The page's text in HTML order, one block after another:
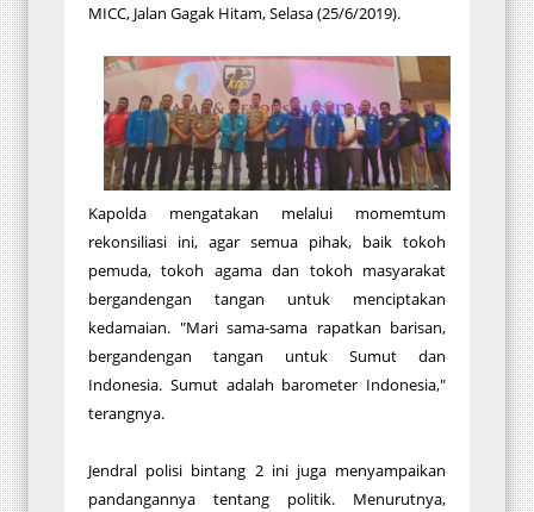
MICC, Jalan Gagak Hitam, Selasa (25/6/2019).
Kapolda mengatakan melalui momemtum
rekonsiliasi ini, agar semua pihak, baik tokoh
pemuda, tokoh agama dan tokoh masyarakat
bergandengan tangan untuk menciptakan
kedamaian. "Mari sama-sama rapatkan barisan,
bergandengan tangan untuk Sumut dan
Indonesia. Sumut adalah barometer Indonesia,"
terangnya.
Jendral polisi bintang 2 ini juga menyampaikan
pandangannya tentang politik. Menurutnya,